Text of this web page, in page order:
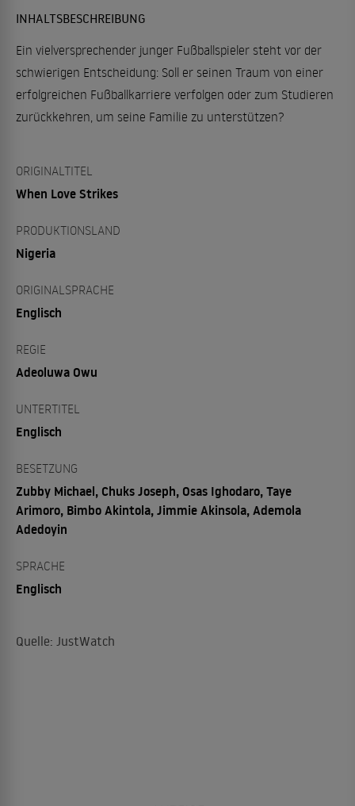
INHALTSBESCHREIBUNG
Ein vielversprechender junger Fußballspieler steht vor der
schwierigen Entscheidung: Soll er seinen Traum von einer
erfolgreichen Fußballkarriere verfolgen oder zum Studieren
zurückkehren, um seine Familie zu unterstützen?
ORIGINALTITEL
When Love Strikes
PRODUKTIONSLAND
Nigeria
ORIGINALSPRACHE
Englisch
REGIE
Adeoluwa Owu
UNTERTITEL
Englisch
BESETZUNG
Zubby Michael, Chuks Joseph, Osas Ighodaro, Taye
Arimoro, Bimbo Akintola, Jimmie Akinsola, Ademola
Adedoyin
SPRACHE
Englisch
Quelle: JustWatch